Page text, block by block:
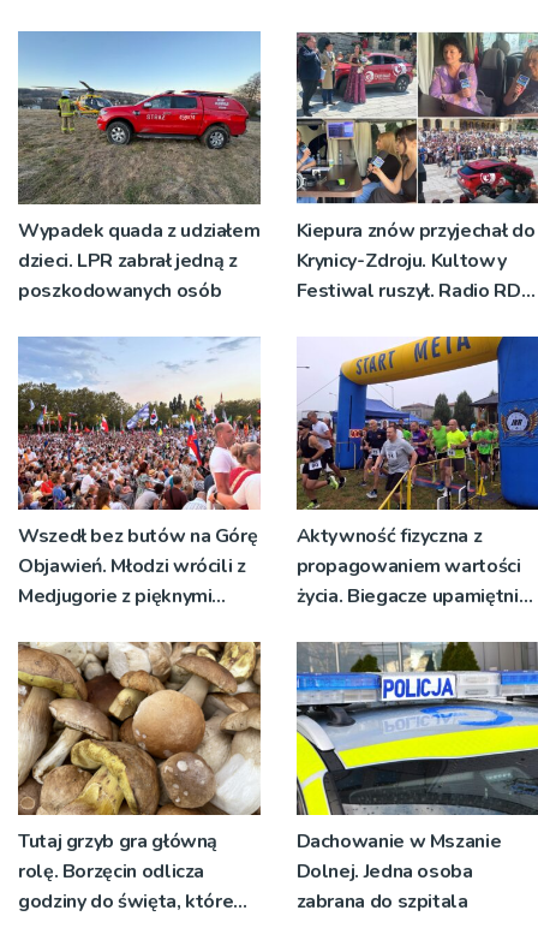
Wypadek quada z udziałem
dzieci. LPR zabrał jedną z
poszkodowanych osób
Kiepura znów przyjechał do
Krynicy-Zdroju. Kultowy
Festiwal ruszył. Radio RDN
żywo [ZDJĘCIA]
Wszedł bez butów na Górę
Objawień. Młodzi wrócili z
Medjugorie z pięknymi
Aktywność fizyczna z
propagowaniem wartości
życia. Biegacze upamiętnili
Tutaj grzyb gra główną
rolę. Borzęcin odlicza
godziny do święta, które
Dachowanie w Mszanie
Dolnej. Jedna osoba
zabrana do szpitala